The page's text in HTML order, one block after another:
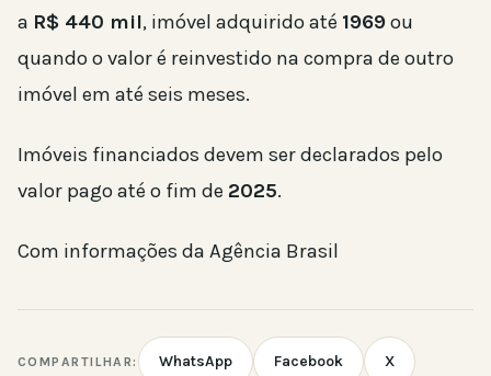
a R$ 440 mil, imóvel adquirido até 1969ou
quando o valor é reinvestido na compra de outro
imóvel em até seis meses.
Imóveis financiados devem ser declarados pelo
valor pago até o fim de 2025.
Com informações da Agência Brasil
COMPARTILHAR: WhatsApp Facebook X